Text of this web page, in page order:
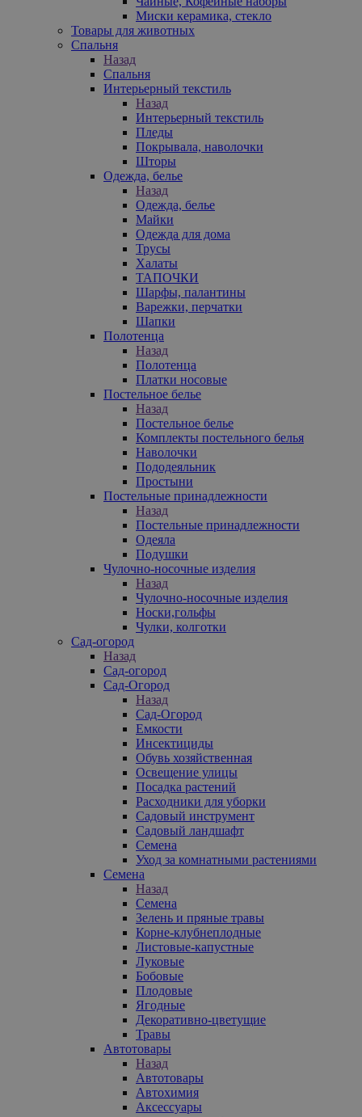
Миски керамика, стекло
Товары для животных
Спальня
Назад
Спальня
Интерьерный текстиль
Назад
Интерьерный текстиль
Пледы
Покрывала, наволочки
Шторы
Одежда, белье
Назад
Одежда, белье
Майки
Одежда для дома
Трусы
Халаты
ТАПОЧКИ
Шарфы, палантины
Варежки, перчатки
Шапки
Полотенца
Назад
Полотенца
Платки носовые
Постельное белье
Назад
Постельное белье
Комплекты постельного белья
Наволочки
Пододеяльник
Простыни
Постельные принадлежности
Назад
Постельные принадлежности
Одеяла
Подушки
Чулочно-носочные изделия
Назад
Чулочно-носочные изделия
Носки,гольфы
Чулки, колготки
Сад-огород
Назад
Сад-огород
Сад-Огород
Назад
Сад-Огород
Емкости
Инсектициды
Обувь хозяйственная
Освещение улицы
Посадка растений
Расходники для уборки
Садовый инструмент
Садовый ландшафт
Семена
Уход за комнатными растениями
Семена
Назад
Семена
Зелень и пряные травы
Корне-клубнеплодные
Листовые-капустные
Луковые
Бобовые
Плодовые
Ягодные
Декоративно-цветущие
Травы
Автотовары
Назад
Автотовары
Автохимия
Аксессуары